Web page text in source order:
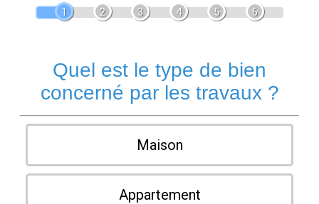
1 2 3 4 5 6
Quel est le type de bien
concerné par les travaux ?
Maison
Appartement